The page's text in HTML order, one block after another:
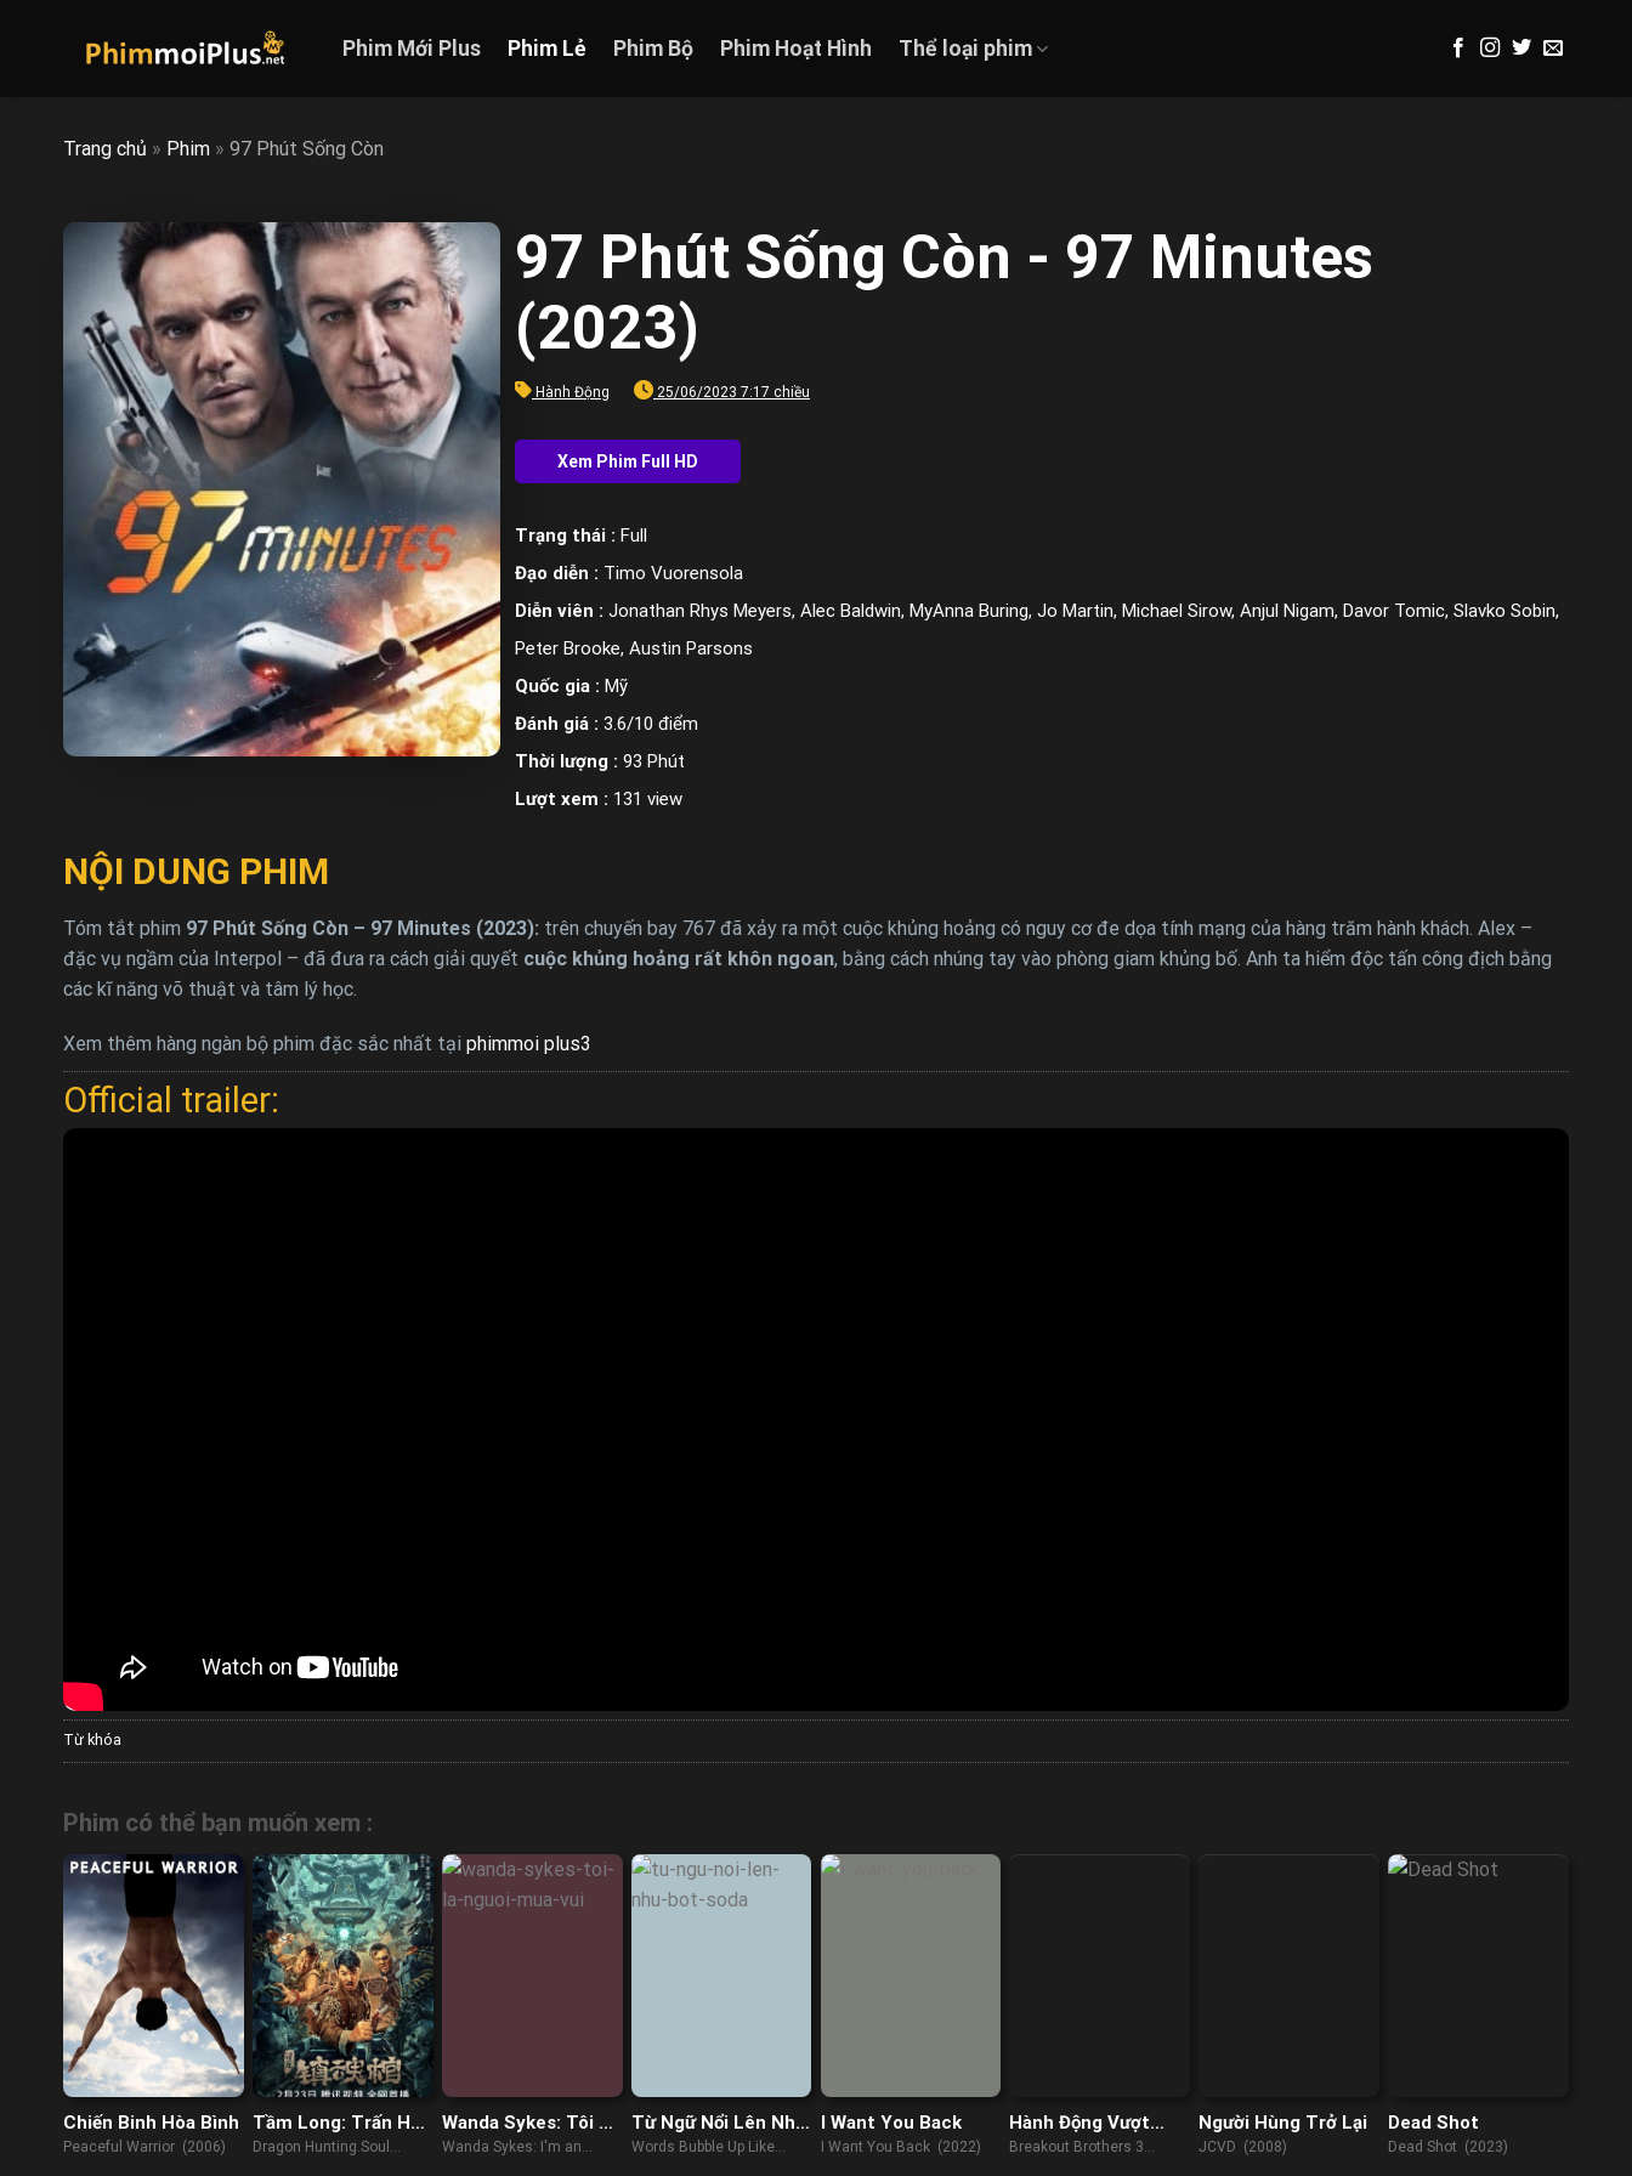
Phim Mới Plus Phim Lẻ Phim Bộ Phim Hoạt Hình Thể loại phim
Trang chủ » Phim » 97 Phút Sống Còn
97 Phút Sống Còn - 97 Minutes
(2023)
Hành Động 25/06/2023 7:17 chiều
Trạng thái : Full
Đạo diễn : Timo Vuorensola
Diễn viên : Jonathan Rhys Meyers, Alec Baldwin, MyAnna Buring, Jo Martin, Michael Sirow, Anjul Nigam, Davor Tomic, Slavko Sobin,
Peter Brooke, Austin Parsons
Quốc gia : Mỹ
Đánh giá : 3.6/10 điểm
Thời lượng : 93 Phút
Lượt xem : 131 view
NỘI DUNG PHIM
Tóm tắt phim 97 Phút Sống Còn – 97 Minutes (2023): trên chuyến bay 767 đã xảy ra một cuộc khủng hoảng có nguy cơ đe dọa tính mạng của hàng trăm hành khách. Alex –
đặc vụ ngầm của Interpol – đã đưa ra cách giải quyết cuộc khủng hoảng rất khôn ngoan, bằng cách nhúng tay vào phòng giam khủng bố. Anh ta hiểm độc tấn công địch bằng
các kĩ năng võ thuật và tâm lý học.
Xem thêm hàng ngàn bộ phim đặc sắc nhất tại phimmoi plus3
Official trailer:
Từ khóa
Phim có thể bạn muốn xem :
Chiến Binh Hòa Bình
Peaceful Warrior (2006)
Tầm Long: Trấn Hồn
Quan
Dragon Hunting.Soul
Wanda Sykes: Tôi Là
Người Mua Vui
Wanda Sykes: I'm an
Từ Ngữ Nổi Lên Như
Bọt Soda
Words Bubble Up Like
I Want You Back
I Want You Back (2022)
Hành Động Vượt
Ngục 3
Breakout Brothers 3
Người Hùng Trở Lại
JCVD (2008)
Dead Shot
Dead Shot (2023)